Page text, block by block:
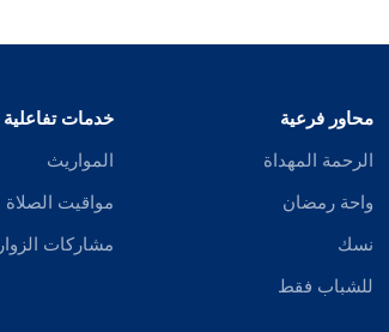
محاور فرعية
الرحمة المهداة
واحة رمضان
نسك
للشباب فقط
خدمات تفاعلية
المواريث
مواقيت الصلاة
مشاركات الزوار